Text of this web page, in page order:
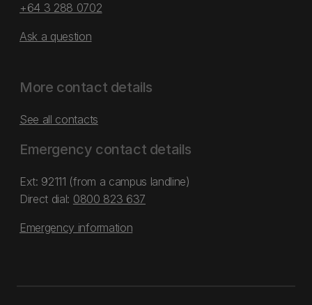
+64 3 288 0702
Ask a question
More contact details
See all contacts
Emergency contact details
Ext: 92111 (from a campus landline)
Direct dial: 0800 823 637
Emergency information